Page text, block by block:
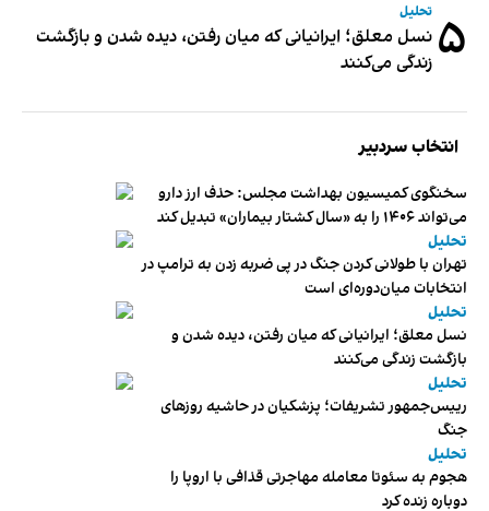
۵ تحلیل
نسل معلق؛ ایرانیانی که میان رفتن، دیده شدن و بازگشت
زندگی می‌کنند
انتخاب سردبیر
سخنگوی کمیسیون بهداشت مجلس: حذف ارز دارو
می‌تواند ۱۴۰۶ را به «سال کشتار بیماران» تبدیل کند
تحلیل
تهران با طولانی کردن جنگ در پی ضربه زدن به ترامپ در
انتخابات میان‌دوره‌ای است
تحلیل
نسل معلق؛ ایرانیانی که میان رفتن، دیده شدن و
بازگشت زندگی می‌کنند
تحلیل
رییس‌جمهور تشریفات؛ پزشکیان در حاشیه روزهای
جنگ
تحلیل
هجوم به سئوتا معامله مهاجرتی قذافی با اروپا را
دوباره زنده کرد